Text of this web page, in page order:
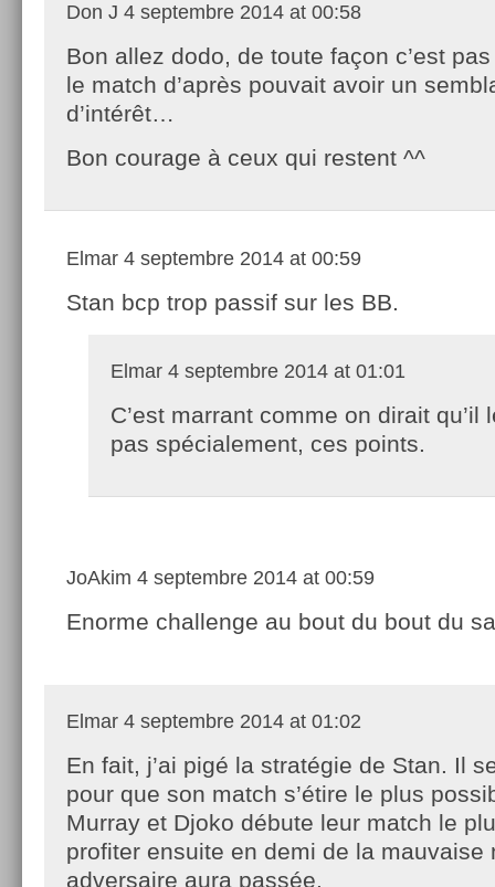
Don J 4 septembre 2014 at 00:58
Bon allez dodo, de toute façon c’est
le match d’après pouvait avoir un
d’intérêt…
Bon courage à ceux qui restent ^^
Elmar 4 septembre 2014 at 00:59
Stan bcp trop passif sur les BB.
Elmar 4 septembre 2014 at 01:01
C’est marrant comme on dirait qu’il
pas spécialement, ces points.
JoAkim 4 septembre 2014 at 00:59
Enorme challenge au bout du bout du
Elmar 4 septembre 2014 at 01:02
En fait, j’ai pigé la stratégie de Stan. Il
pour que son match s’étire le plus
Murray et Djoko débute leur match le
profiter ensuite en demi de la mauvaise
adversaire aura passée.